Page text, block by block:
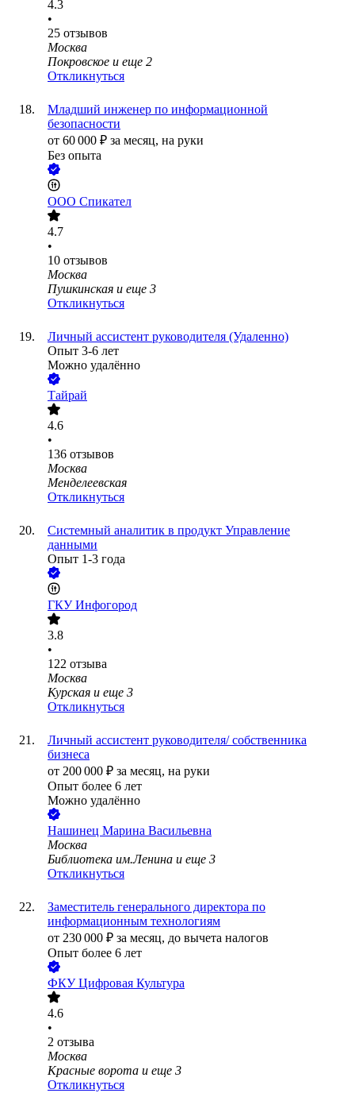
4.3
•
25 отзывов
Москва
Покровское и еще 2
Откликнуться
Младший инженер по информационной
безопасности
от 60 000 ₽ за месяц, на руки
Без опыта
ООО Спикател
4.7
•
10 отзывов
Москва
Пушкинская и еще 3
Откликнуться
Личный ассистент руководителя (Удаленно)
Опыт 3-6 лет
Можно удалённо
Тайрай
4.6
•
136 отзывов
Москва
Менделеевская
Откликнуться
Системный аналитик в продукт Управление
данными
Опыт 1-3 года
ГКУ Инфогород
3.8
•
122 отзыва
Москва
Курская и еще 3
Откликнуться
Личный ассистент руководителя/ собственника
бизнеса
от 200 000 ₽ за месяц, на руки
Опыт более 6 лет
Можно удалённо
Нашинец Марина Васильевна
Москва
Библиотека им.Ленина и еще 3
Откликнуться
Заместитель генерального директора по
информационным технологиям
от 230 000 ₽ за месяц, до вычета налогов
Опыт более 6 лет
ФКУ Цифровая Культура
4.6
•
2 отзыва
Москва
Красные ворота и еще 3
Откликнуться